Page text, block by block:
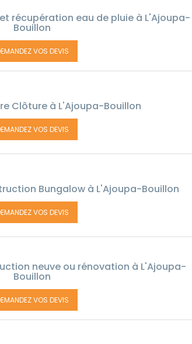
récupération eau de pluie à L'Ajoupa-
Bouillon
VOS DEVIS
Clôture à L'Ajoupa-Bouillon
VOS DEVIS
Bungalow à L'Ajoupa-Bouillon
VOS DEVIS
neuve ou rénovation à L'Ajoupa-
Bouillon
VOS DEVIS